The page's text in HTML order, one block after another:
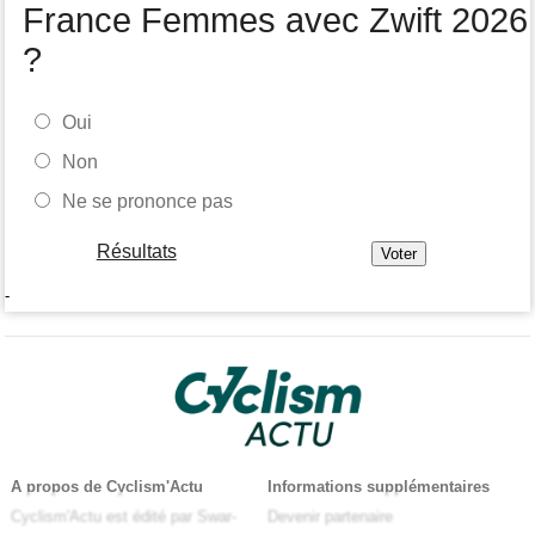
France Femmes avec Zwift 2026
?
Oui
Non
Ne se prononce pas
Résultats
-
A propos de Cyclism'Actu
Cyclism'Actu est édité par Swar-
Informations supplémentaires
Devenir partenaire